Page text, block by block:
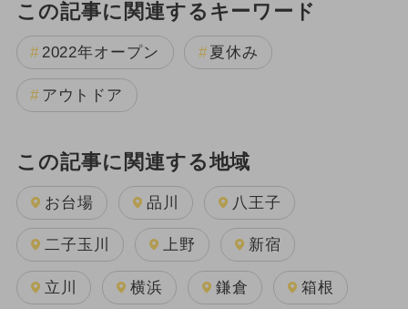
この記事に関連するキーワード
2022年オープン 夏休み
アウトドア
この記事に関連する地域
お台場 品川 八王子
二子玉川 上野 新宿
立川 横浜 鎌倉 箱根